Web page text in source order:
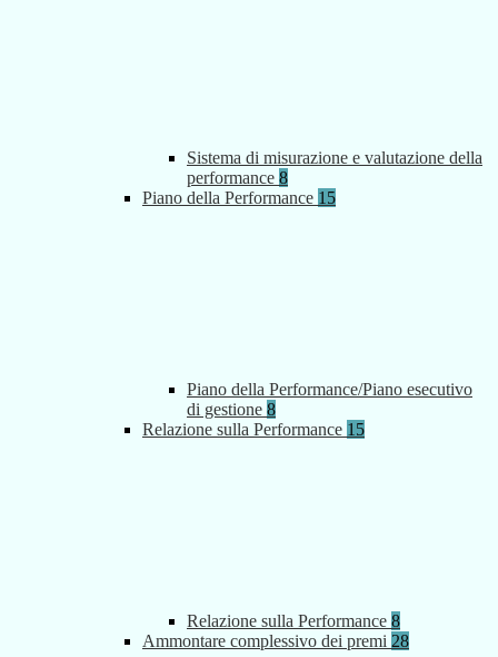
Sistema di misurazione e valutazione della
performance 8
Piano della Performance 15
Piano della Performance/Piano esecutivo
di gestione 8
Relazione sulla Performance 15
Relazione sulla Performance 8
Ammontare complessivo dei premi 28